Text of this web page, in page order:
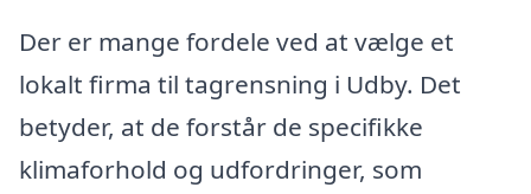
Der er mange fordele ved at vælge et
lokalt firma til tagrensning i Udby. Det
betyder, at de forstår de specifikke
klimaforhold og udfordringer, som